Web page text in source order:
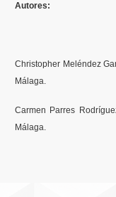
Autores:
Christopher Meléndez
Málaga.
Carmen Parres
Málaga.